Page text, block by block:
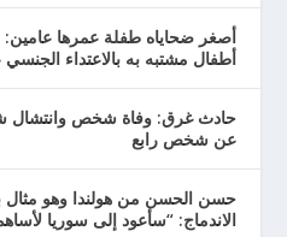
أصغر ضحاياه طفلة عمرها
أطفال مشتبه به بالاعتداء الجنسي على
حادث غرق: وفاة شخص وانتشال
عن شخص رابع
حسن الحسن من هولندا وهو مثال
الاندماج: “سأعود إلى سوريا